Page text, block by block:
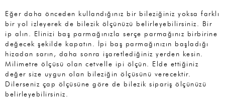
Eğer daha önceden kullandığınız bir bileziğiniz yoksa farklı
bir yol izleyerek de bilezik ölçünüzü belirleyebilirsiniz. Bir
ip alın. Elinizi baş parmağınızla serçe parmağınız birbirine
değecek şekilde kapatın. İpi baş parmağınızın başladığı
hizadan sarın, daha sonra işaretlediğiniz yerden kesin.
Milimetre ölçüsü olan cetvelle ipi ölçün. Elde ettiğiniz
değer size uygun olan bileziğin ölçüsünü verecektir.
Dilerseniz çap ölçüsüne göre de bilezik sipariş ölçünüzü
belirleyebilirsiniz.